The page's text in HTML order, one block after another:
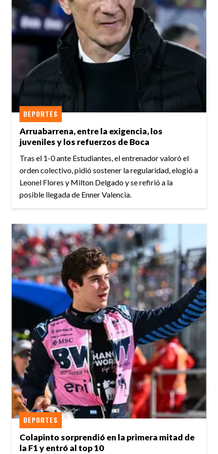
Arruabarrena, entre la exigencia, los
juveniles y los refuerzos de Boca
DEPORTES
Tras el 1-0 ante Estudiantes, el entrenador valoró el
orden colectivo, pidió sostener la regularidad, elogió a
Leonel Flores y Milton Delgado y se refirió a la
posible llegada de Enner Valencia.
Colapinto sorprendió en la primera mitad de
la F1 y entró al top 10
DEPORTES